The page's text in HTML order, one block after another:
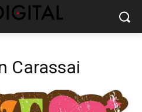
Carassai